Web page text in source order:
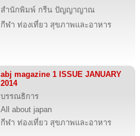
สำนักพิมพ์ กรีน ปัญญาญาณ
กีฬา ท่องเที่ยว สุขภาพและอาหาร
abj magazine 1 ISSUE JANUARY
2014
บรรณธิการ
All about japan
กีฬา ท่องเที่ยว สุขภาพและอาหาร